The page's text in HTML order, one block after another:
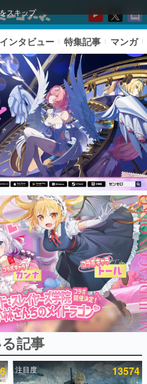
スキップ
事ランキング
上！ ページビュー数万以上！ などな
まれた、電ファミ渾身の“殿堂入り”記
インタビュー 特集記事 マンガ
記事
注目度 13574